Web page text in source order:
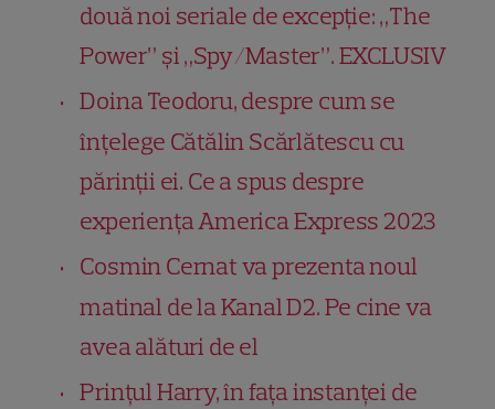
două noi seriale de excepție: „The
Power” și „Spy/Master”. EXCLUSIV
Doina Teodoru, despre cum se
înțelege Cătălin Scărlătescu cu
părinții ei. Ce a spus despre
experiența America Express 2023
Cosmin Cernat va prezenta noul
matinal de la Kanal D2. Pe cine va
avea alături de el
Prințul Harry, în fața instanței de